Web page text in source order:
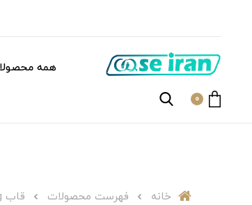
همه
0
خانه فهرست محصولات قاب C006550NeoMag